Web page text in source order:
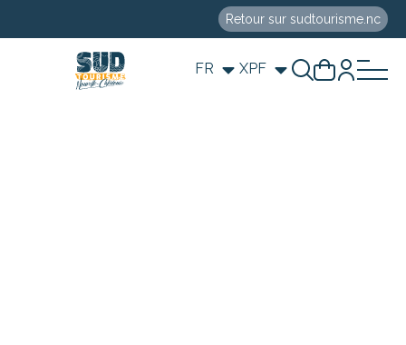
Retour sur sudtourisme.nc
FR XPF